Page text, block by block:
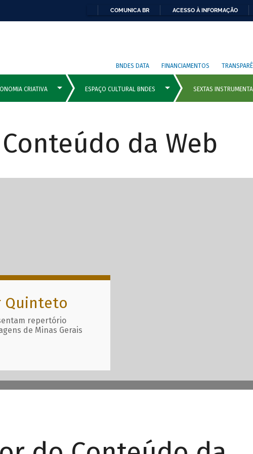
COMUNICA BR ACESSO À INFORMAÇÃO
BNDES DATA FINANCIAMENTOS
da Web
com
Quinteto
repertório
de Minas Gerais